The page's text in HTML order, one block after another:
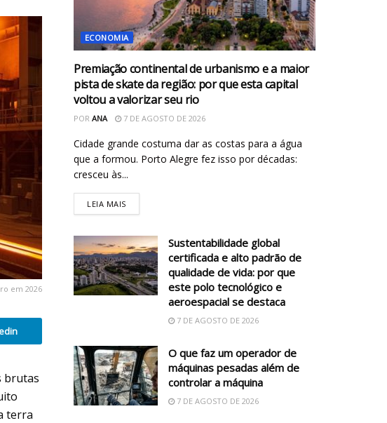
em 2026
brutas
terra
ECONOMIA
Premiação continental de urbanismo e a maior
pista de skate da região: por que esta capital
voltou a valorizar seu rio
POR ANA 7 DE AGOSTO DE 2026
Cidade grande costuma dar as costas para a água
que a formou. Porto Alegre fez isso por décadas:
cresceu às...
LEIA MAIS
Sustentabilidade global
certificada e alto padrão de
qualidade de vida: por que
este polo tecnológico e
aeroespacial se destaca
7 DE AGOSTO DE 2026
O que faz um operador de
máquinas pesadas além de
controlar a máquina
7 DE AGOSTO DE 2026